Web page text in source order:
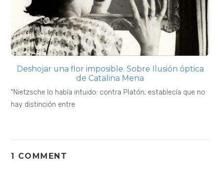
Deshojar una flor imposible. Sobre Ilusión óptica
de Catalina Mena
“Nietzsche lo había intuido: contra Platón, establecía que no
hay distinción entre
1 COMMENT